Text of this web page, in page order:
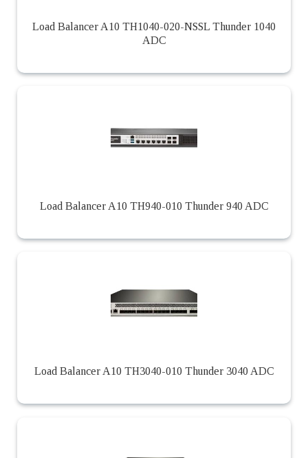
Load Balancer A10 TH1040-020-NSSL Thunder 1040
ADC
Load Balancer A10 TH940-010 Thunder 940 ADC
Load Balancer A10 TH3040-010 Thunder 3040 ADC